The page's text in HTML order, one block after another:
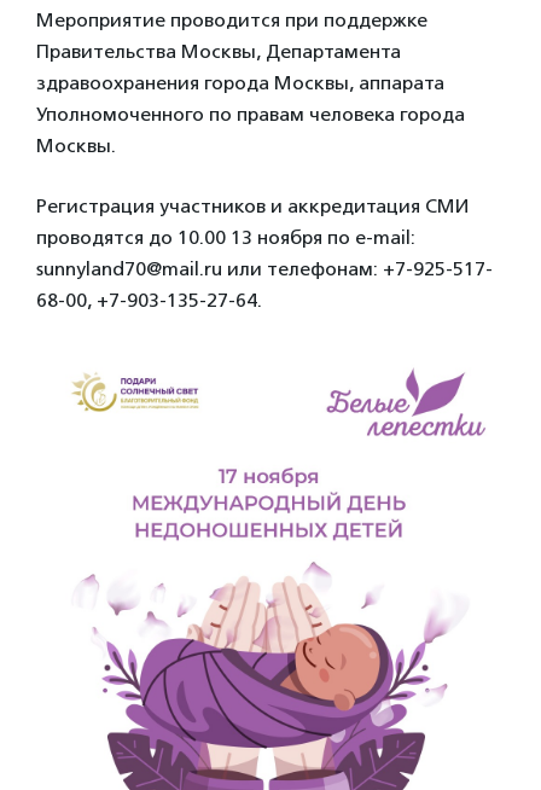
Мероприятие проводится при поддержке
Правительства Москвы, Департамента
здравоохранения города Москвы, аппарата
Уполномоченного по правам человека города
Москвы.
Регистрация участников и аккредитация СМИ
проводятся до 10.00 13 ноября по e-mail:
sunnyland70@mail.ru или телефонам: +7-925-517-
68-00, +7-903-135-27-64.